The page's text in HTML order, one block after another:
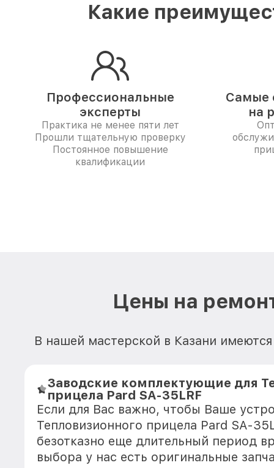
Какие
Профессиональные
эксперты
Практика не менее пяти лет
Прошли тщательную проверку
Постоянное повышение
квалификации
Самые
на
Цены на
В нашей мастерской в Казани
Заводские комплектующие для
прицела Pard SA-35LRF
Если для Вас важно, чтобы Ваше
Тепловизионного прицела Pard SA-
безотказно еще длительный период
выбора у нас есть оригинальные